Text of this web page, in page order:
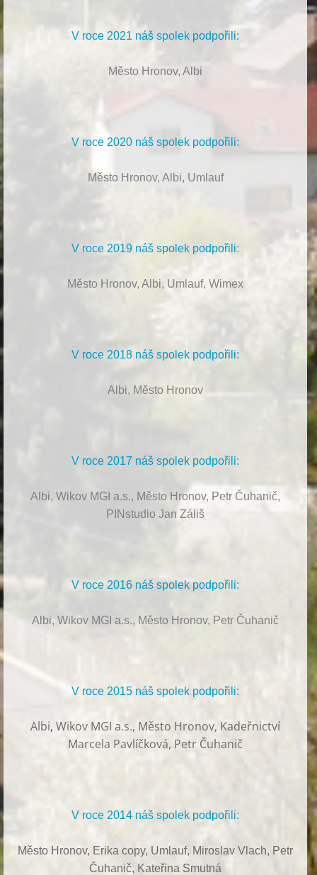
V roce 2021 náš spolek podpořili:
Město Hronov, Albi
V roce 2020 náš spolek podpořili:
Město Hronov, Albi, Umlauf
V roce 2019 náš spolek podpořili:
Město Hronov, Albi, Umlauf, Wimex
V roce 2018 náš spolek podpořili:
Albi, Město Hronov
V roce 2017 náš spolek podpořili:
Albi, Wikov MGI a.s., Město Hronov, Petr Čuhanič,
PINstudio Jan Záliš
V roce 2016 náš spolek podpořili:
Albi, Wikov MGI a.s., Město Hronov, Petr Čuhanič
V roce 2015 náš spolek podpořili:
Albi,Wikov MGI a.s., Město Hronov, Kadeřnictví
Marcela Pavlíčková, Petr Čuhanič
V roce 2014 náš spolek podpořili:
Město Hronov, Erika copy, Umlauf, Miroslav Vlach, Petr
Čuhanič, Kateřina Smutná